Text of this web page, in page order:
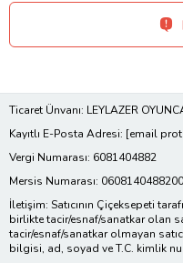
Ticaret Ünvanı: LEYLAZER
Kayıtlı E-Posta Adresi: [email
Vergi Numarası: 6081404882
Mersis Numarası:
İletişim: Satıcının Çiçeksepeti
birlikte tacir/esnaf/sanatkar olan
tacir/esnaf/sanatkar olmayan
bilgisi, ad, soyad ve T.C. kimlik